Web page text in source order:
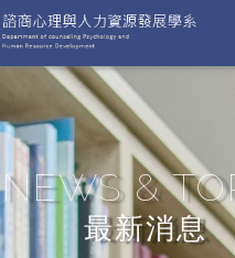
NEWS &
最新消息